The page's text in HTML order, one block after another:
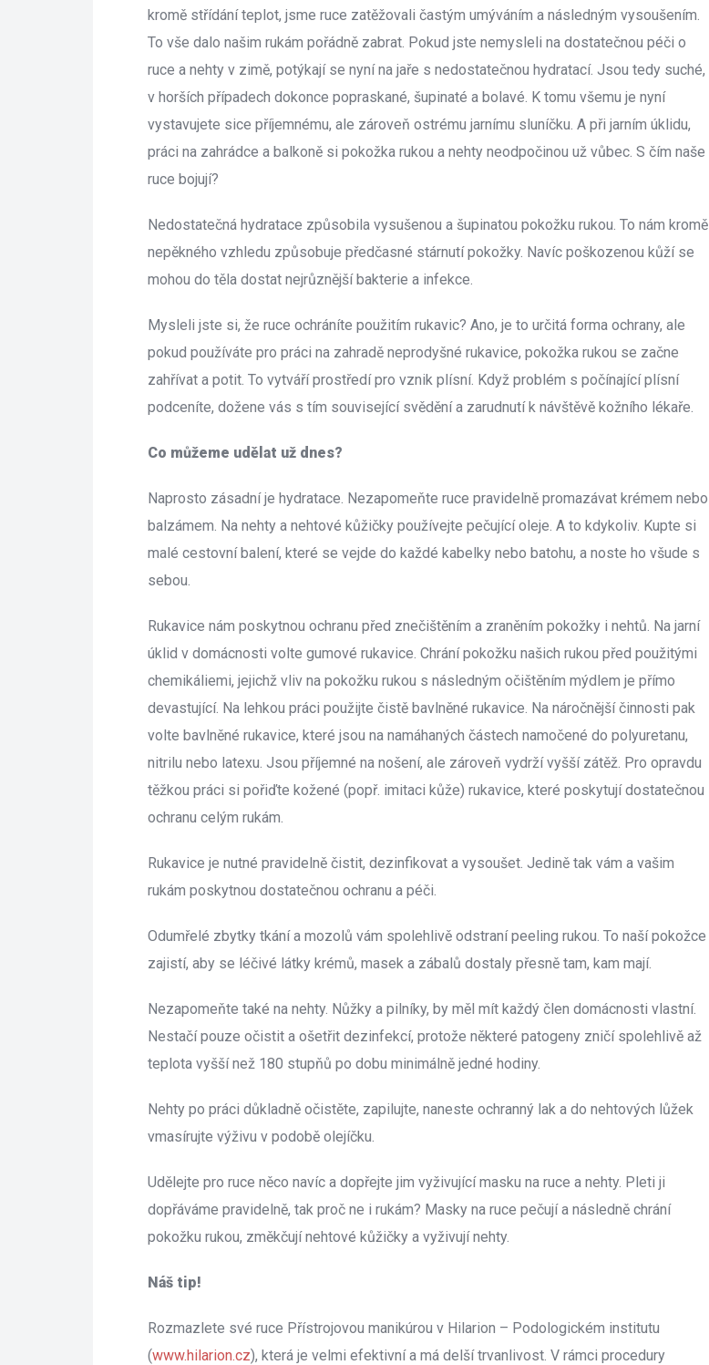
kromě střídání teplot, jsme ruce zatěžovali častým umýváním a následným vysoušením.
To vše dalo našim rukám pořádně zabrat. Pokud jste nemysleli na dostatečnou péči o
ruce a nehty v zimě, potýkají se nyní na jaře s nedostatečnou hydratací. Jsou tedy suché,
v horších případech dokonce popraskané, šupinaté a bolavé. K tomu všemu je nyní
vystavujete sice příjemnému, ale zároveň ostrému jarnímu sluníčku. A při jarním úklidu,
práci na zahrádce a balkoně si pokožka rukou a nehty neodpočinou už vůbec. S čím naše
ruce bojují?
Nedostatečná hydratace způsobila vysušenou a šupinatou pokožku rukou. To nám kromě
nepěkného vzhledu způsobuje předčasné stárnutí pokožky. Navíc poškozenou kůží se
mohou do těla dostat nejrůznější bakterie a infekce.
Mysleli jste si, že ruce ochráníte použitím rukavic? Ano, je to určitá forma ochrany, ale
pokud používáte pro práci na zahradě neprodyšné rukavice, pokožka rukou se začne
zahřívat a potit. To vytváří prostředí pro vznik plísní. Když problém s počínající plísní
podceníte, dožene vás s tím související svědění a zarudnutí k návštěvě kožního lékaře.
Co můžeme udělat už dnes?
Naprosto zásadní je hydratace. Nezapomeňte ruce pravidelně promazávat krémem nebo
balzámem. Na nehty a nehtové kůžičky používejte pečující oleje. A to kdykoliv. Kupte si
malé cestovní balení, které se vejde do každé kabelky nebo batohu, a noste ho všude s
ebou.
Rukavice nám poskytnou ochranu před znečištěním a zraněním pokožky i nehtů. Na jarní
úklid v domácnosti volte gumové rukavice. Chrání pokožku našich rukou před použitými
chemikáliemi, jejichž vliv na pokožku rukou s následným očištěním mýdlem je přímo
devastující. Na lehkou práci použijte čistě bavlněné rukavice. Na náročnější činnosti pak
volte bavlněné rukavice, které jsou na namáhaných částech namočené do polyuretanu,
nitrilu nebo latexu. Jsou příjemné na nošení, ale zároveň vydrží vyšší zátěž. Pro opravdu
těžkou práci si pořiďte kožené (popř. imitaci kůže) rukavice, které poskytují dostatečnou
ochranu celým rukám.
Rukavice je nutné pravidelně čistit, dezinfikovat a vysoušet. Jedině tak vám a vašim
rukám poskytnou dostatečnou ochranu a péči.
Odumřelé zbytky tkání a mozolů vám spolehlivě odstraní peeling rukou. To naší pokožce
zajistí, aby se léčivé látky krémů, masek a zábalů dostaly přesně tam, kam mají.
Nezapomeňte také na nehty. Nůžky a pilníky, by měl mít každý člen domácnosti vlastní.
Nestačí pouze očistit a ošetřit dezinfekcí, protože některé patogeny zničí spolehlivě až
teplota vyšší než 180 stupňů po dobu minimálně jedné hodiny.
Nehty po práci důkladně očistěte, zapilujte, naneste ochranný lak a do nehtových lůžek
vmasírujte výživu v podobě olejíčku.
Udělejte pro ruce něco navíc a dopřejte jim vyživující masku na ruce a nehty. Pleti ji
dopřáváme pravidelně, tak proč ne i rukám? Masky na ruce pečují a následně chrání
pokožku rukou, změkčují nehtové kůžičky a vyživují nehty.
Náš tip!
Rozmazlete své ruce Přístrojovou manikúrou v Hilarion – Podologickém institutu
(www.hilarion.cz), která je velmi efektivní a má delší trvanlivost. V rámci procedury